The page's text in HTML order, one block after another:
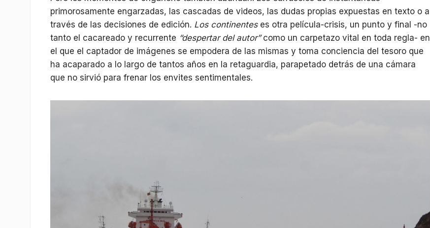
primorosamente engarzadas, las cascadas de videos, las dudas propias expuestas en texto o a
través de las decisiones de edición. Los continenteses otra película-crisis, un punto y final -no
tanto el cacareado y recurrente “despertar del autor”como un carpetazo vital en toda regla- en
el que el captador de imágenes se empodera de las mismas y toma conciencia del tesoro que
ha acaparado a lo largo de tantos años en la retaguardia, parapetado detrás de una cámara
que no sirvió para frenar los envites sentimentales.